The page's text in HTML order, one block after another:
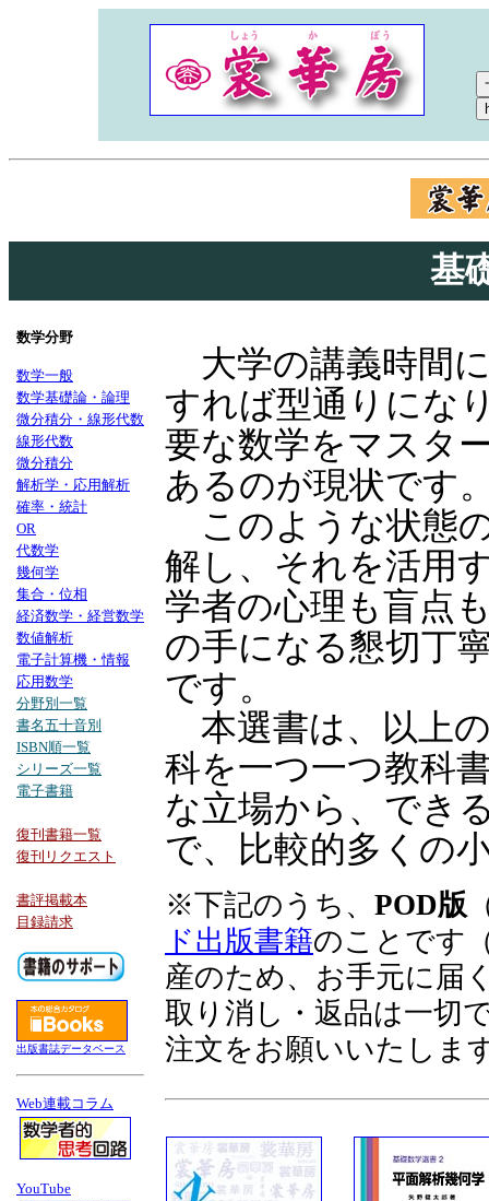
基
数学分野
数学一般
数学基礎論・論理
微分積分・線形代数
線形代数
微分積分
解析学・応用解析
確率・統計
OR
代数学
幾何学
集合・位相
経済数学・経営数学
数値解析
電子計算機・情報
応用数学
分野別一覧
書名五十音別
ISBN順一覧
シリーズ一覧
電子書籍
復刊書籍一覧
復刊リクエスト
書評掲載本
目録請求
出版書誌データベース
Web連載コラム
YouTube
大学の講義時間
すれば型通りにな
要な数学をマスタ
あるのが現状です
このような状態
解し、それを活用
学者の心理も盲点
の手になる懇切丁
です。
本選書は、以上
科を一つ一つ教科
な立場から、でき
で、比較的多くの
※下記のうち、 POD版
ド出版書籍のことです
産のため、お手元に届
取り消し・返品は一切
注文をお願いいたしま